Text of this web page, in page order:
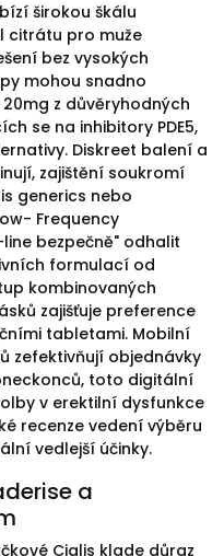
širokou škálu
citrátu pro muže
bez vysokých
mohou snadno
z důvěryhodných
se na inhibitory PDE5,
Diskreet balení a
zajištění soukromí
generics nebo
Frequency
bezpečně" odhalit
formulací od
kombinovaných
zajišťuje preference
tabletami. Mobilní
zefektivňují objednávky
toto digitální
v erektilní dysfunkce
recenze vedení výběru
vedlejší účinky.
a
Cialis klade důraz